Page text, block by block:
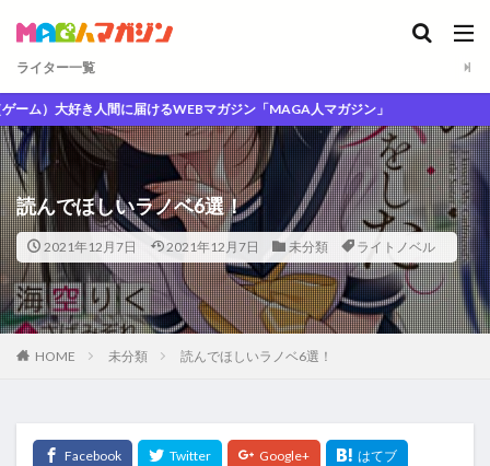
ライター一覧
に届けるWEBマガジン「MAGA人マガジン」
読んでほしいラノベ6選！
2021年12月7日 2021年12月7日 未分類 ライトノベル
HOME 未分類 読んでほしいラノベ6選！